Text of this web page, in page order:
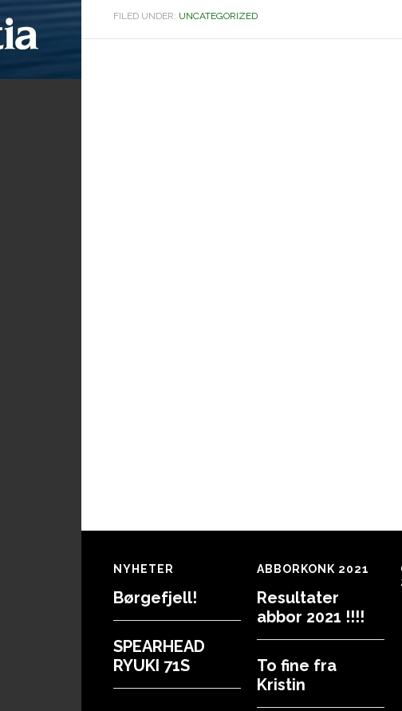
FILED UNDER: UNCATEGORIZED
Footer
NYHETER
Børgefjell!
SPEARHEAD
RYUKI 71S
ABBORKONK 2021
Resultater
abbor 2021 !!!!
To fine fra
Kristin